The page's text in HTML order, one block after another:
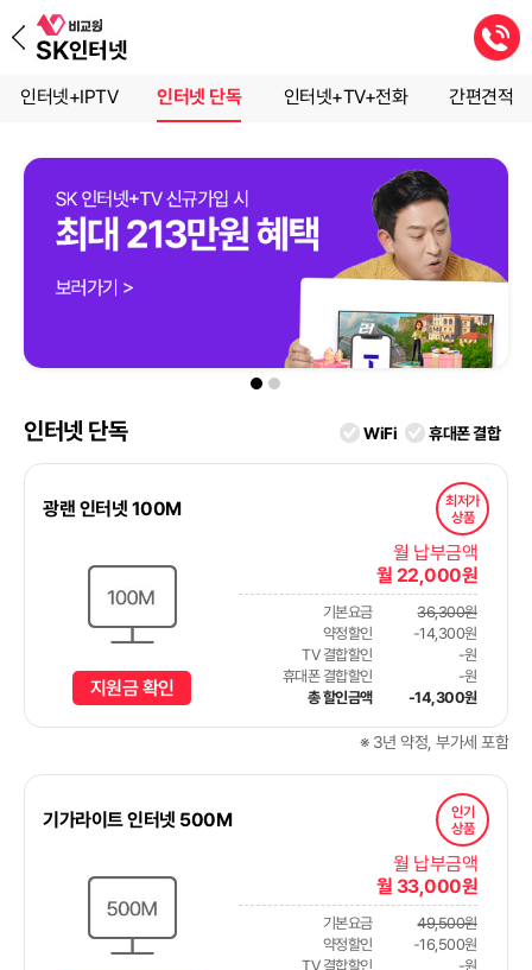
인터넷+IPTV 인터넷 단독 인터넷+TV+전화 간편견적
인터넷 단독 WiFi 휴대폰 결합
광랜 인터넷 100M
최저가
상품
지원금 확인
월 납부금액
월 22,000원
기본요금
약정할인
TV 결합할인
휴대폰 결합할인
총 할인금액
36,300원
-14,300원
-원
-원
-14,300원
※ 3년 약정, 부가세 포함
기가라이트 인터넷 500M
인기
상품
월 납부금액
월 33,000원
기본요금
약정할인
TV 결합할인
49,500원
-16,500원
-원